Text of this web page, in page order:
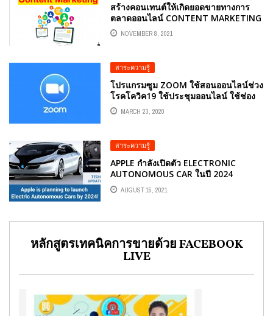
สร้างคอนเทนต์ให้เกิดยอดขายทางการ
ตลาดออนไลน์ CONTENT MARKETING
NOVEMBER 8, 2021
สาระความรู้
โปรแกรมซูม ZOOM ใช้สอนออนไลน์ช่วง
โรคโควิค19 ใช้ประชุมออนไลน์ ใช้ช่อง
ทางขายของออนไลน์ พบปะประชุม
ออนไลน์แบบหนีโควิด
MARCH 23, 2020
สาระความรู้
APPLE กำลังเปิดตัว ELECTRONIC
AUTONOMOUS CAR ในปี 2024
AUGUST 15, 2021
หลักสูตรเทคนิคการขายด้วย FACEBOOK
LIVE